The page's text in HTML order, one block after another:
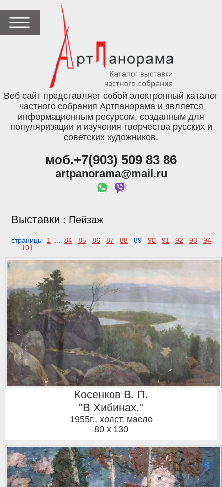
Веб сайт представляет собой электронный каталог
частного собрания Артпанорама и является
информационным ресурсом, созданным для
популяризации и изучения творчества русских и
советских художников.
моб.+7(903) 509 83 86
artpanorama@mail.ru
Выставки : Пейзаж
страницы 1 ... 84 85 86 87 88 89 90 91 92 93
94
... 101
Косенков В. П.
"В Хибинах."
1955г., холст, масло
80 x 130